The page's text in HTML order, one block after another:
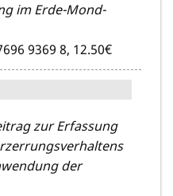
im Erde-Mond-
9369 8, 12.50€
zur Erfassung
der